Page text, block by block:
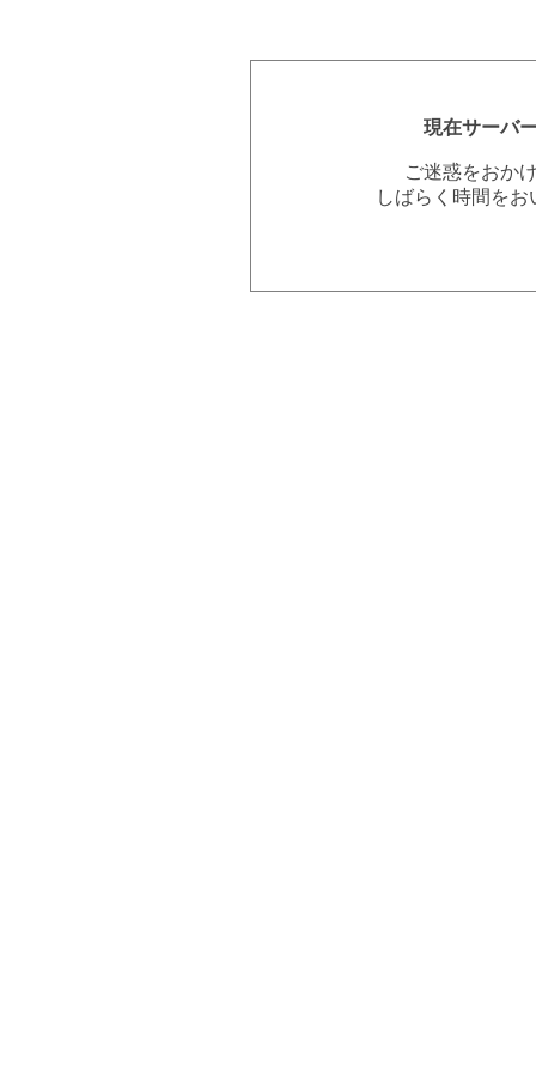
現在サーバ
ご迷惑をおか
しばらく時間を